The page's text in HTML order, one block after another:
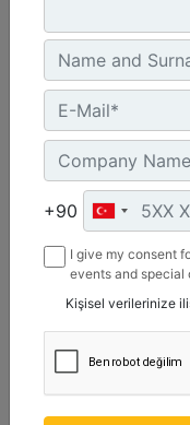
Machine
+90
I give my consent
events and special
Borusan Makina
Sirketi.
Kişisel verilerinize